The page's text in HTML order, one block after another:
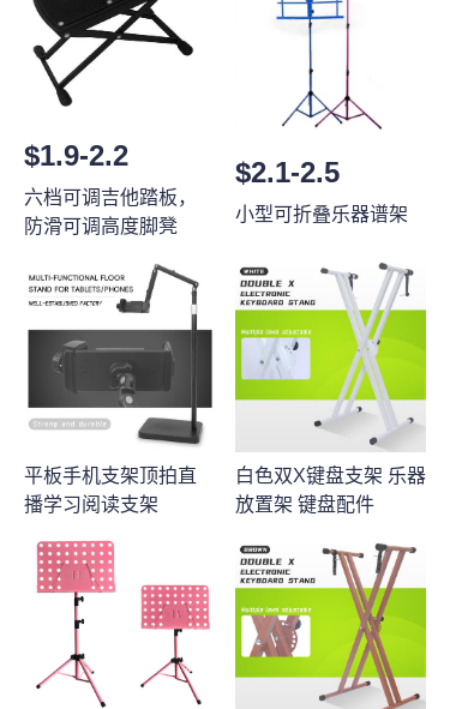
$1.9-2.2
六档可调吉他踏板，
防滑可调高度脚凳
$2.1-2.5
小型可折叠乐器谱架
平板手机支架顶拍直
播学习阅读支架
白色双X键盘支架 乐器
放置架 键盘配件